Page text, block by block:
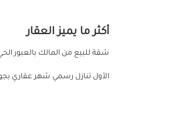
أكثر ما يميز العقار
الأول تنازل رسمي شهر عقاري بجوار جميع الخدمات 3 غرف +